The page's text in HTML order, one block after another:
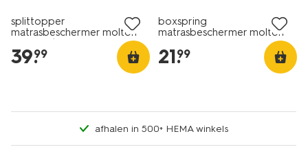
splittopper
matrasbeschermer molton
160x200/210cm
39.
99
boxspring
matrasbeschermer molton
21.
99
afhalen in 500+ HEMA winkels